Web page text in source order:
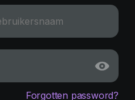
Forgotten password?